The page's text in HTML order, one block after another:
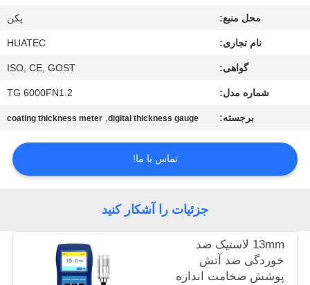
تماس
درخواست
نقشه
سایت
محل منبع: پکن
نام تجاری: HUATEC
گواهی: ISO, CE, GOST
شماره مدل: TG 6000FN1.2
برجسته: digital thickness gauge
,
coating thickness meter
تماس با ما!
جزئیات را آشکار کنید
13mm لاستیک ضد
خوردگی ضد آتش
پوشش ضخامت اندازه